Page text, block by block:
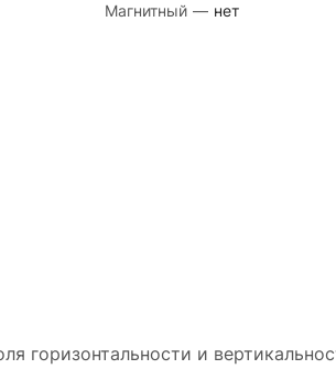
Магнитный — нет
горизонтальности и